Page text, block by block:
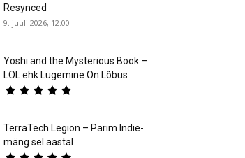
Resynced
9. juuli 2026, 12:00
Yoshi and the Mysterious Book –
LOL ehk Lugemine On Lõbus
TerraTech Legion – Parim Indie-
mäng sel aastal